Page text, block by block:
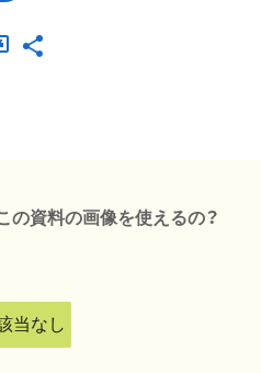
の資料の画像を使えるの？
当なし